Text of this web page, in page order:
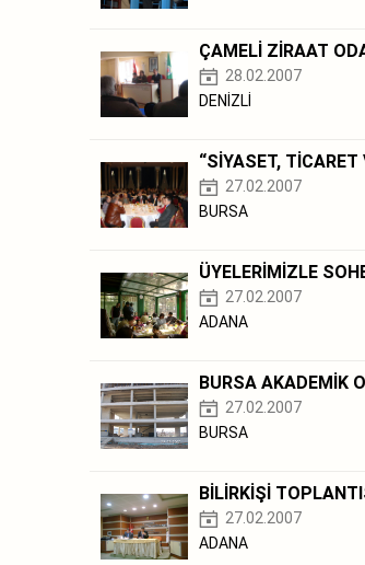
ÇAMELİ ZİRAAT
28.02.2007
DENİZLİ
“SİYASET, TİCARET
27.02.2007
BURSA
ÜYELERİMİZLE
27.02.2007
ADANA
BURSA AKADEMİK
27.02.2007
BURSA
BİLİRKİŞİ
27.02.2007
ADANA